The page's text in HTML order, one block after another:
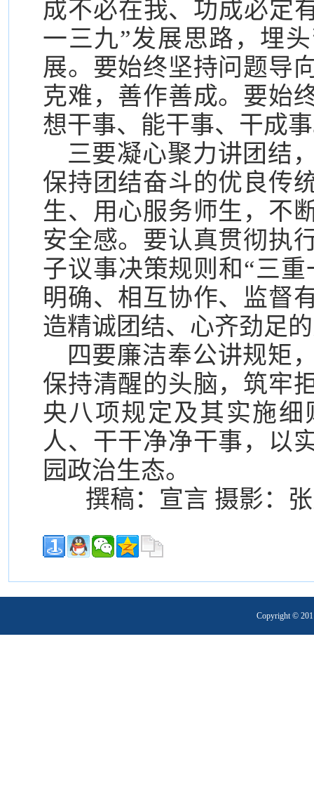
成不必在我、功成必定
一三九”发展思路，埋
展。要始终坚持问题导
克难，善作善成。要始
想干事、能干事、干成
三要凝心聚力讲团结
保持团结奋斗的优良传
生、用心服务师生，不
安全感。要认真贯彻执
子议事决策规则和“三
明确、相互协作、监督
造精诚团结、心齐劲足
四要廉洁奉公讲规矩
保持清醒的头脑，筑牢
央八项规定及其实施
人、干干净净干事，以
园政治生态。
撰稿：宣言 摄影：
Copyright ©